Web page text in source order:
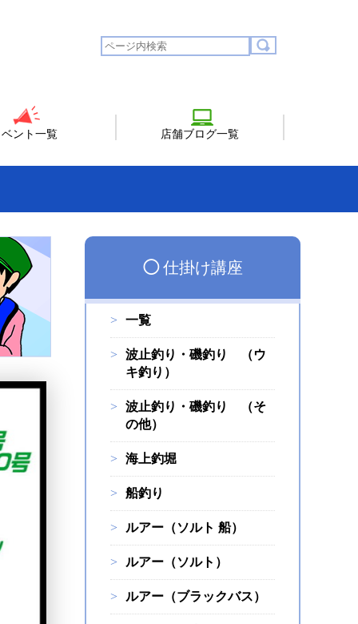
ント一覧 店舗ブログ一覧
◯仕掛け講座
一覧
波止釣り・磯釣り （ウ
キ釣り）
波止釣り・磯釣り （そ
の他）
海上釣堀
船釣り
ルアー（ソルト 船）
ルアー（ソルト）
ルアー（ブラックバス）